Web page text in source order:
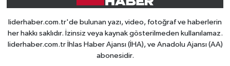
liderhaber.com.tr'de bulunan yazı, video, fotoğraf ve haberlerin
her hakkı saklıdır. İzinsiz veya kaynak gösterilmeden kullanılamaz.
liderhaber.com.tr İhlas Haber Ajansı (İHA), ve Anadolu Ajansı (AA)
abonesidir.